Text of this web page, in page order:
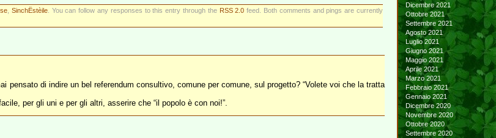
SinchËstèile. You can follow any responses to this entry through the RSS 2.0 feed. Both comments and pings are currently
di indire un bel referendum consultivo, comune per comune, sul progetto? “Volete voi che la tratta
per gli uni e per gli altri, asserire che “il popolo è con noi!”.
Dicembre 2021
Ottobre 2021
Settembre 2021
Agosto 2021
Luglio 2021
Giugno 2021
Maggio 2021
Aprile 2021
Marzo 2021
Febbraio 2021
Gennaio 2021
Dicembre 2020
Novembre 2020
Ottobre 2020
Settembre 2020